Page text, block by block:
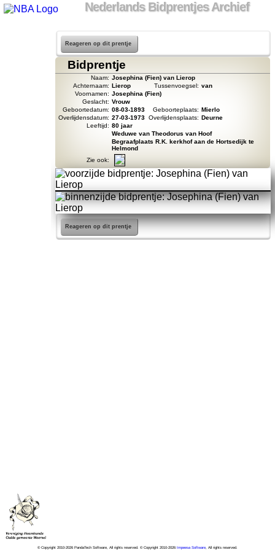
Nederlands Bidprentjes Archief
Reageren op dit prentje
Bidprentje
Naam: Josephina (Fien) van Lierop
Achternaam: Lierop Tussenvoegsel: van
Voornamen: Josephina (Fien)
Geslacht: Vrouw
Geboortedatum: 08-03-1893 Geboorteplaats: Mierlo
Overlijdensdatum: 27-03-1973 Overlijdensplaats: Deurne
Leeftijd: 80 jaar
Weduwe van Theodorus van Hoof
Begraafplaats R.K. kerkhof aan de Hortsedijk te
Helmond
Zie ook:
Reageren op dit prentje
© Copyright 2010-2026 PandaTech Software, All rights reserved. © Copyright 2010-2026 Impeesa Software, All rights reserved.